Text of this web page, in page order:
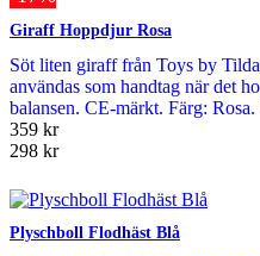
Giraff Hoppdjur Rosa
Söt liten giraff från Toys by
användas som handtag när det
balansen. CE-märkt. Färg: Rosa.
359 kr
298 kr
Plyschboll Flodhäst Blå